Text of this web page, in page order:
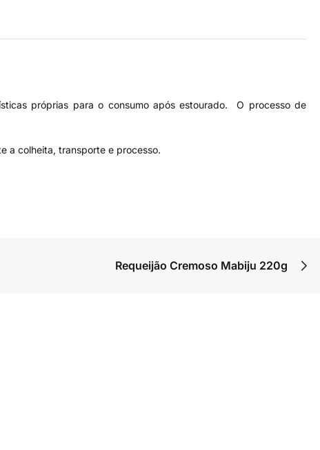
próprias para o consumo após estourado. O processo de
a colheita, transporte e processo.
Requeijão Cremoso Mabiju 220g